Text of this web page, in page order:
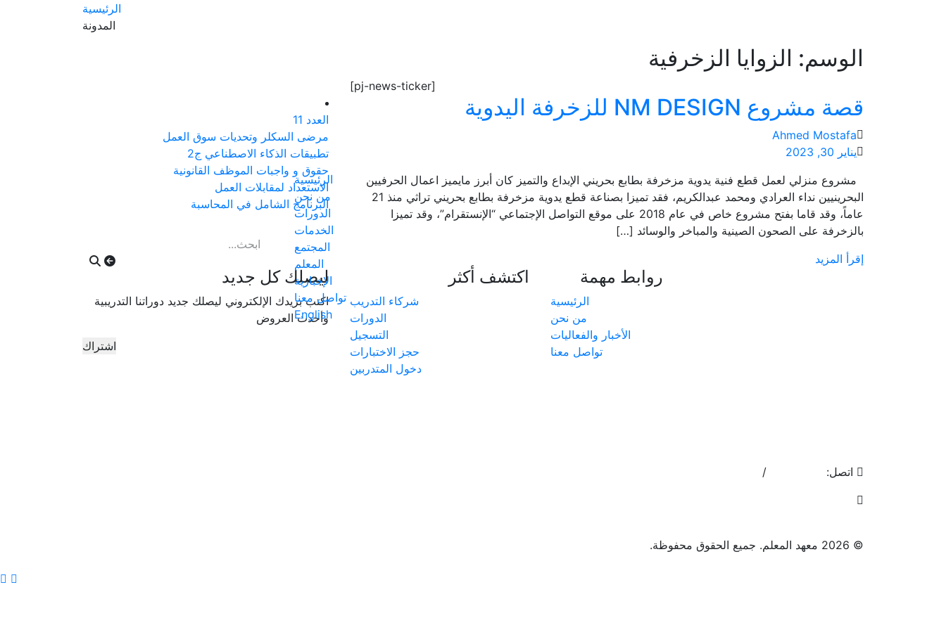
الرئيسية
من نحن
الدورات
الخدمات
المجتمع
المعلم
الإخبارية
تواصل معنا
English
الرئيسية
المدونة
الوسم: الزوايا الزخرفية
[pj-news-ticker]
قصة مشروع NM DESIGN للزخرفة اليدوية
Ahmed Mostafa
يناير 30, 2023
مشروع منزلي لعمل قطع فنية يدوية مزخرفة بطابع بحريني الإبداع والتميز كان أبرز مايميز اعمال الحرفيين
البحرينيين نداء العرادي ومحمد عبدالكريم، فقد تميزا بصناعة قطع يدوية مزخرفة بطابع بحريني تراثي منذ 21
عاماً، وقد قاما بفتح مشروع خاص في عام 2018 على موقع التواصل الإجتماعي “الإنستقرام”، وقد تميزا
بالزخرفة على الصحون الصينية والمباخر والوسائد […]
إقرأ المزيد
العدد 11
مرضى السكلر وتحديات سوق العمل
تطبيقات الذكاء الاصطناعي ج2
حقوق و واجبات الموظف القانونية
الاستعداد لمقابلات العمل
البرنامج الشامل في المحاسبة
اتصل: /
روابط مهمة
الرئيسية
من نحن
الأخبار والفعاليات
تواصل معنا
اكتشف أكثر
شركاء التدريب
الدورات
التسجيل
حجز الاختبارات
دخول المتدربين
ليصلك كل جديد
اكتب بريدك الإلكتروني ليصلك جديد دوراتنا التدريبية
وأحدث العروض
© 2026 معهد المعلم. جميع الحقوق محفوظة.